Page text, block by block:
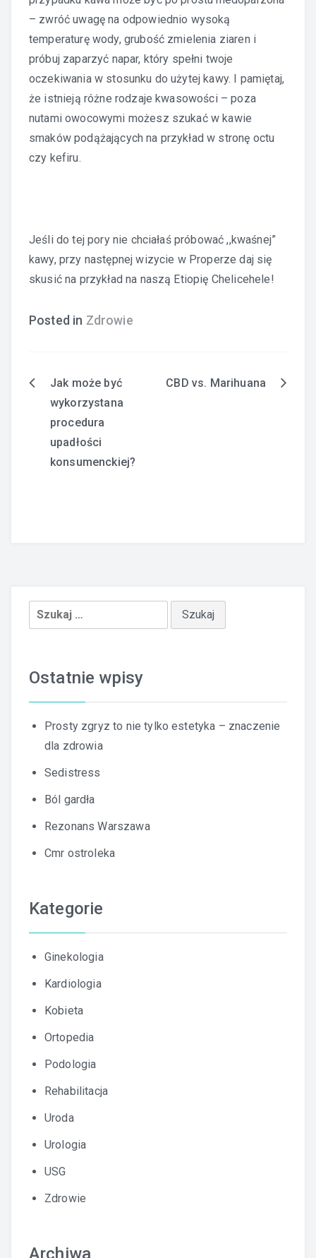
– zwróć uwagę na odpowiednio wysoką
temperaturę wody, grubość zmielenia ziaren i
próbuj zaparzyć napar, który spełni twoje
oczekiwania w stosunku do użytej kawy. I pamiętaj,
że istnieją różne rodzaje kwasowości – poza
nutami owocowymi możesz szukać w kawie
smaków podążających na przykład w stronę octu
czy kefiru.
Jeśli do tej pory nie chciałaś próbować ,,kwaśnej”
kawy, przy następnej wizycie w Properze daj się
skusić na przykład na naszą Etiopię Chelicehele!
Posted in Zdrowie
Nawigacja
Jak może być
wykorzystana
procedura
upadłości
konsumenckiej?
CBD vs. Marihuana
Szukaj:
Ostatnie wpisy
Prosty zgryz to nie tylko estetyka – znaczenie
dla zdrowia
Sedistress
Ból gardła
Rezonans Warszawa
Cmr ostroleka
Kategorie
Ginekologia
Kardiologia
Kobieta
Ortopedia
Podologia
Rehabilitacja
Uroda
Urologia
USG
Zdrowie
Archiwa